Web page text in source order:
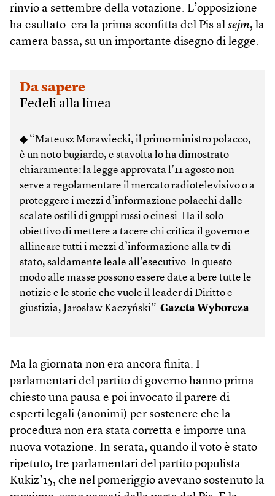
rinvio a settembre della votazione. L’opposizione
ha esultato: era la prima sconfitta del Pis al sejm, la
camera bassa, su un importante disegno di legge.
Da sapere
Fedeli alla linea
◆ “Mateusz Morawiecki, il primo ministro polacco,
è un noto bugiardo, e stavolta lo ha dimostrato
chiaramente: la legge approvata l’11 agosto non
serve a regolamentare il mercato radiotelevisivo o a
proteggere i mezzi d’informazione polacchi dalle
scalate ostili di gruppi russi o cinesi. Ha il solo
obiettivo di mettere a tacere chi critica il governo e
allineare tutti i mezzi d’informazione alla tv di
stato, saldamente leale all’esecutivo. In questo
modo alle masse possono essere date a bere tutte le
notizie e le storie che vuole il leader di Diritto e
giustizia, Jarosław Kaczyński”.Gazeta Wyborcza
Ma la giornata non era ancora finita. I
parlamentari del partito di governo hanno prima
chiesto una pausa e poi invocato il parere di
esperti legali (anonimi) per sostenere che la
procedura non era stata corretta e imporre una
nuova votazione. In serata, quando il voto è stato
ripetuto, tre parlamentari del partito populista
Kukiz’15, che nel pomeriggio avevano sostenuto la